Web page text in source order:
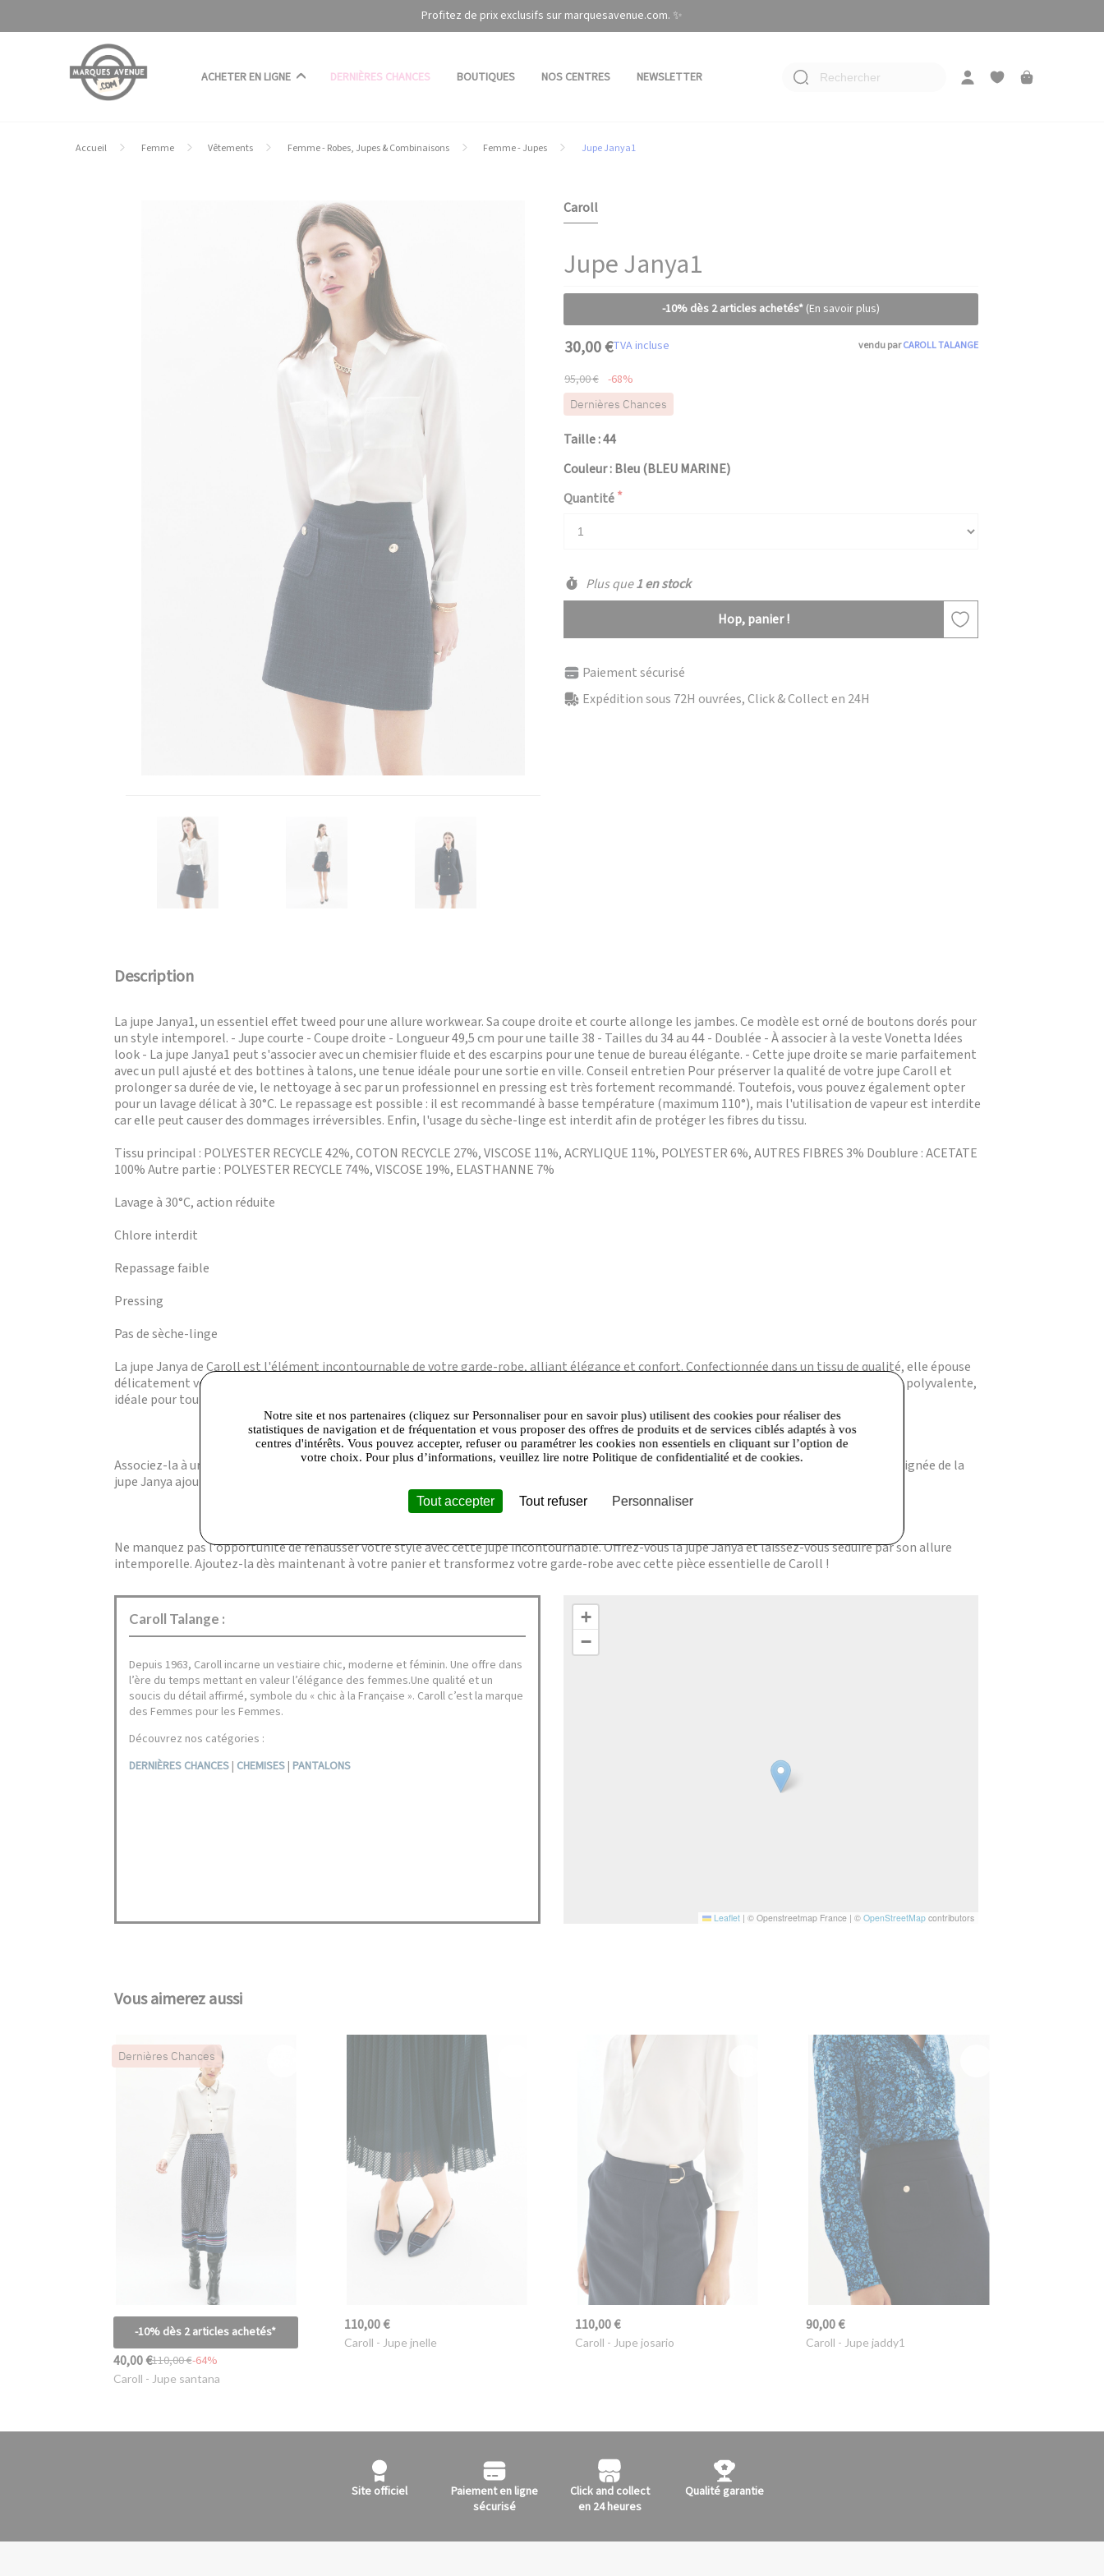
Profitez de prix exclusifs sur marquesavenue.com. ✨
ACHETER EN LIGNE DERNIÈRES CHANCES BOUTIQUES NOS CENTRES NEWSLETTER Rechercher
Accueil Femme Vêtements Femme - Robes, Jupes & Combinaisons Femme - Jupes Jupe Janya1
Caroll
Jupe Janya1
-10% dès 2 articles achetés* (En savoir plus)
vendu parCAROLL TALANGE
30,00 €TVA incluse
95,00 € -68%
Dernières Chances
Taille : 44
Couleur : Bleu (BLEU MARINE)
Quantité
Plus que1 en stock
Hop, panier !
Paiement sécurisé
Expédition sous 72H ouvrées, Click & Collect en 24H
Description
La jupe Janya1, un essentiel effet tweed pour une allure workwear. Sa coupe droite et courte allonge les jambes. Ce modèle est orné de boutons dorés pour
un style intemporel. - Jupe courte - Coupe droite - Longueur 49,5 cm pour une taille 38 - Tailles du 34 au 44 - Doublée - À associer à la veste Vonetta Idées
look - La jupe Janya1 peut s'associer avec un chemisier fluide et des escarpins pour une tenue de bureau élégante. - Cette jupe droite se marie parfaitement
avec un pull ajusté et des bottines à talons, une tenue idéale pour une sortie en ville. Conseil entretien Pour préserver la qualité de votre jupe Caroll et
prolonger sa durée de vie, le nettoyage à sec par un professionnel en pressing est très fortement recommandé. Toutefois, vous pouvez également opter
pour un lavage délicat à 30°C. Le repassage est possible : il est recommandé à basse température (maximum 110°), mais l'utilisation de vapeur est interdite
car elle peut causer des dommages irréversibles. Enfin, l'usage du sèche-linge est interdit afin de protéger les fibres du tissu.
Tissu principal : POLYESTER RECYCLE 42%, COTON RECYCLE 27%, VISCOSE 11%, ACRYLIQUE 11%, POLYESTER 6%, AUTRES FIBRES 3% Doublure : ACETATE
100% Autre partie : POLYESTER RECYCLE 74%, VISCOSE 19%, ELASTHANNE 7%
Lavage à 30°C, action réduite
Chlore interdit
Repassage faible
Pressing
Pas de sèche-linge
La jupe Janya de Caroll est l'élément incontournable de votre garde-robe, alliant élégance et confort. Confectionnée dans un tissu de qualité, elle épouse
délicatement vos courbes tout en offrant une liberté de mouvement optimale. Son design intemporel et sa coupe flatteuse en font une pièce polyvalente,
idéale pour toutes les occasions, que ce soit pour une journée au bureau ou une soirée entre amis.
Associez-la à un chemisier chic pour un look professionnel ou à un top décontracté pour une sortie en ville. Les détails raffinés et la finition soignée de la
jupe Janya ajoutent une touche de sophistication à votre tenue, vous permettant de vous sentir confiante et stylée à chaque instant.
Ne manquez pas l'opportunité de rehausser votre style avec cette jupe incontournable. Offrez-vous la jupe Janya et laissez-vous séduire par son allure
intemporelle. Ajoutez-la dès maintenant à votre panier et transformez votre garde-robe avec cette pièce essentielle de Caroll !
Caroll Talange :
Depuis 1963, Caroll incarne un vestiaire chic, moderne et féminin.​ Une offre dans
l’ère du temps mettant en valeur l’élégance des femmes.​Une qualité et un
soucis du détail affirmé, symbole du « chic à la Française »​. Caroll c’est la marque
des Femmes pour les Femmes.
Découvrez nos catégories :
DERNIÈRES CHANCES | CHEMISES | PANTALONS
+
−
Leaflet | © Openstreetmap France | © OpenStreetMapcontributors
Vous aimerez aussi
Dernières Chances
-10% dès 2 articles achetés*
40,00 €110,00 €-64%
Caroll - Jupe santana
110,00 €
Caroll - Jupe jnelle
110,00 €
Caroll - Jupe josario
90,00 €
Caroll - Jupe jaddy1
Site officiel
Paiement en ligne
sécurisé
Click and collect
en 24 heures
Qualité garantie
Notre site et nos partenaires (cliquez sur Personnaliser pour en savoir plus) utilisent des cookies pour réaliser des
statistiques de navigation et de fréquentation et vous proposer des offres de produits et de services ciblés adaptés à vos
centres d'intérêts. Vous pouvez accepter, refuser ou paramétrer les cookies non essentiels en cliquant sur l’option de
votre choix. Pour plus d’informations, veuillez lire notre Politique de confidentialité et de cookies.
Tout accepter Tout refuser Personnaliser